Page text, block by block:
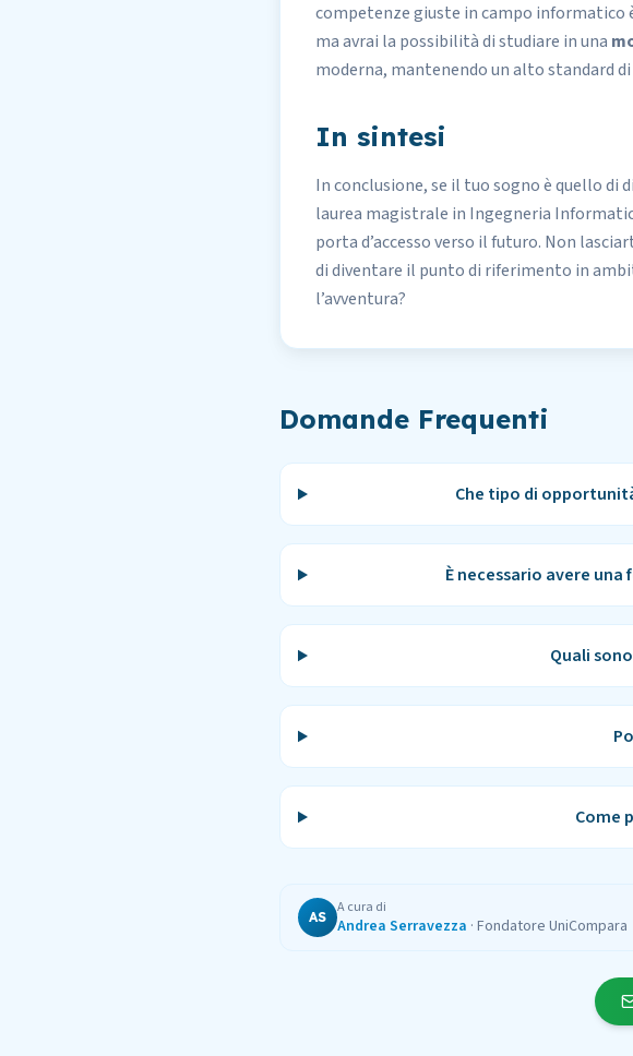
competenze giuste in campo informatico
ma avrai la possibilità di studiare in una
moderna, mantenendo un alto standard
In sintesi
In conclusione, se il tuo sogno è quello
laurea magistrale in Ingegneria
porta d’accesso verso il futuro. Non
di diventare il punto di riferimento in
l’avventura?
Domande Frequenti
Che tipo di
È necessario avere
Quali
Come
AS
A cura di
Andrea Serravezza · Fondatore UniCompara